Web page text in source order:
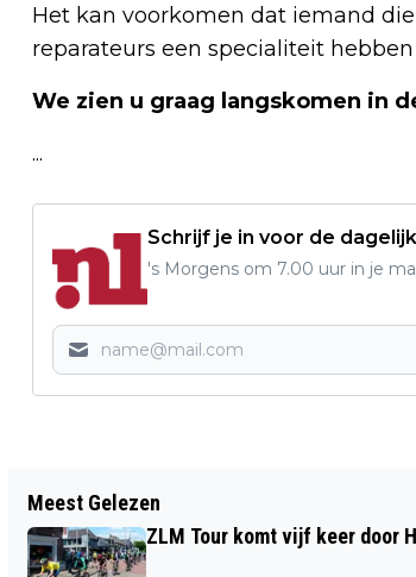
Het kan voorkomen dat iemand
reparateurs een specialiteit
We zien u graag langskomen in
...
Schrijf je in voor de
's Morgens om 7.00 uur in je
KOUD SERVEREN OPEN AIR AL
EEN BEGRIP IN DE LANGSTRAAT
Meest Gelezen
ZLM Tour komt vijf keer door